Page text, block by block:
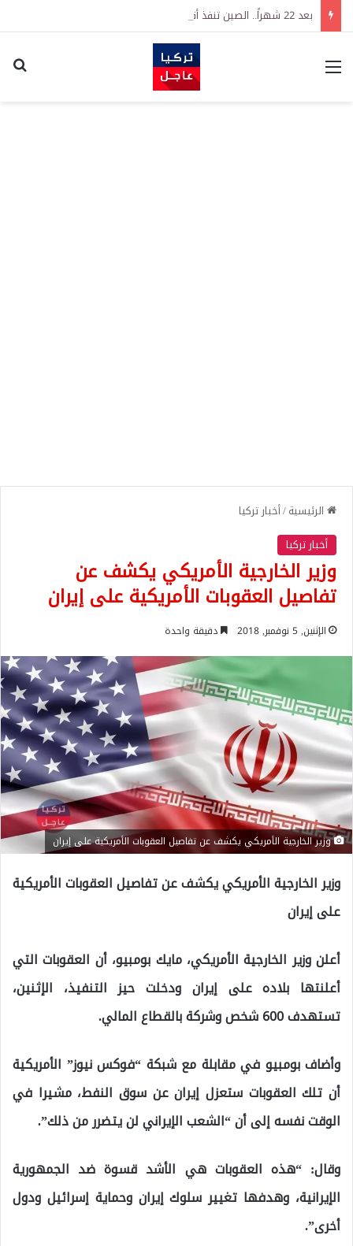
القائمة
الرئيسية/أخبار تركيا
أخبار تركيا
وزير الخارجية الأمريكي يكشف عن
تفاصيل العقوبات الأمريكية على إيران
الإثنين, 5 نوفمبر, 2018 دقيقة واحدة
وزير الخارجية الأمريكي يكشف عن تفاصيل العقوبات الأمريكية على إيران
وزير الخارجية الأمريكي يكشف عن تفاصيل العقوبات الأمريكية
على إيران
أعلن وزير الخارجية الأمريكي، مايك بومبيو، أن العقوبات التي
أعلنتها بلاده على إيران ودخلت حيز التنفيذ، الإثنين،
تستهدف 600 شخص وشركة بالقطاع المالي.
وأضاف بومبيو في مقابلة مع شبكة “فوكس نيوز” الأمريكية
أن تلك العقوبات ستعزل إيران عن سوق النفط، مشيرا في
الوقت نفسه إلى أن “الشعب الإيراني لن يتضرر من ذلك”.
وقال: “هذه العقوبات هي الأشد قسوة ضد الجمهورية
الإيرانية، وهدفها تغيير سلوك إيران وحماية إسرائيل ودول
أخرى”.